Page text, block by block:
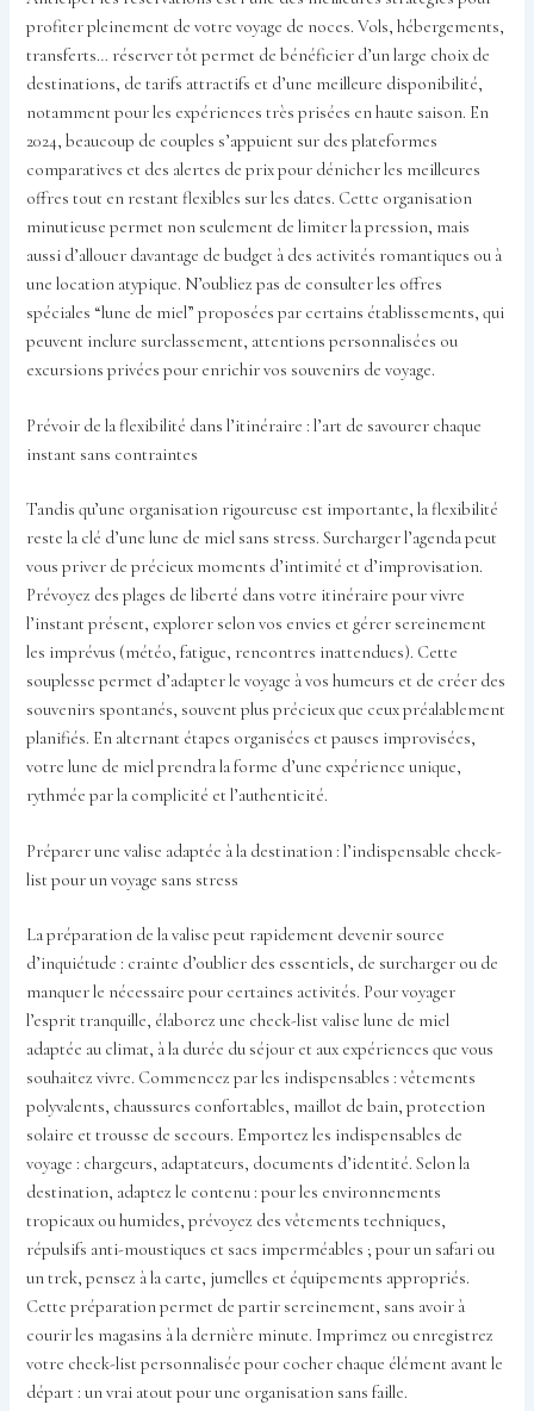
profiter pleinement de votre voyage de noces. Vols, hébergements,
transferts… réserver tôt permet de bénéficier d’un large choix de
destinations, de tarifs attractifs et d’une meilleure disponibilité,
notamment pour les expériences très prisées en haute saison. En
2024, beaucoup de couples s’appuient sur des plateformes
comparatives et des alertes de prix pour dénicher les meilleures
offres tout en restant flexibles sur les dates. Cette organisation
minutieuse permet non seulement de limiter la pression, mais
aussi d’allouer davantage de budget à des activités romantiques ou à
une location atypique. N’oubliez pas de consulter les offres
spéciales “lune de miel” proposées par certains établissements, qui
peuvent inclure surclassement, attentions personnalisées ou
excursions privées pour enrichir vos souvenirs de voyage.
Prévoir de la flexibilité dans l’itinéraire : l’art de savourer chaque
instant sans contraintes
Tandis qu’une organisation rigoureuse est importante, la flexibilité
reste la clé d’une lune de miel sans stress. Surcharger l’agenda peut
vous priver de précieux moments d’intimité et d’improvisation.
Prévoyez des plages de liberté dans votre itinéraire pour vivre
l’instant présent, explorer selon vos envies et gérer sereinement
les imprévus (météo, fatigue, rencontres inattendues). Cette
souplesse permet d’adapter le voyage à vos humeurs et de créer des
souvenirs spontanés, souvent plus précieux que ceux préalablement
planifiés. En alternant étapes organisées et pauses improvisées,
votre lune de miel prendra la forme d’une expérience unique,
rythmée par la complicité et l’authenticité.
Préparer une valise adaptée à la destination : l’indispensable check-
list pour un voyage sans stress
La préparation de la valise peut rapidement devenir source
d’inquiétude : crainte d’oublier des essentiels, de surcharger ou de
manquer le nécessaire pour certaines activités. Pour voyager
l’esprit tranquille, élaborez une check-list valise lune de miel
adaptée au climat, à la durée du séjour et aux expériences que vous
souhaitez vivre. Commencez par les indispensables : vêtements
polyvalents, chaussures confortables, maillot de bain, protection
solaire et trousse de secours. Emportez les indispensables de
voyage : chargeurs, adaptateurs, documents d’identité. Selon la
destination, adaptez le contenu : pour les environnements
tropicaux ou humides, prévoyez des vêtements techniques,
répulsifs anti-moustiques et sacs imperméables ; pour un safari ou
un trek, pensez à la carte, jumelles et équipements appropriés.
Cette préparation permet de partir sereinement, sans avoir à
courir les magasins à la dernière minute. Imprimez ou enregistrez
votre check-list personnalisée pour cocher chaque élément avant le
départ : un vrai atout pour une organisation sans faille.